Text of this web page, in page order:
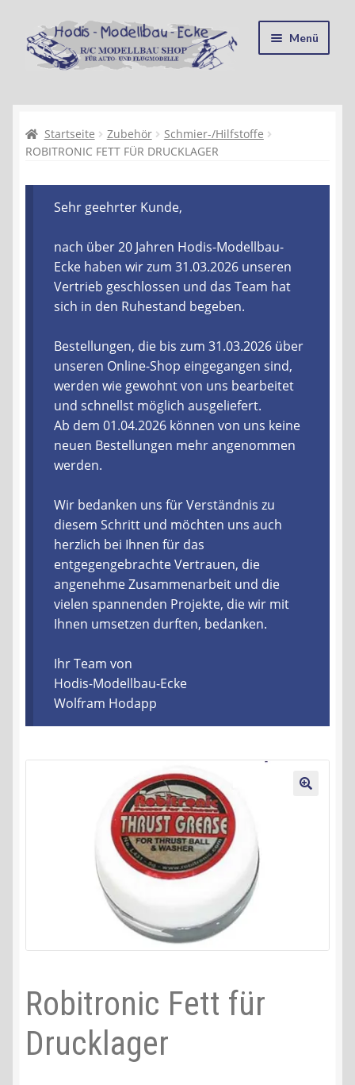
Zur
Navigation
springen
Zum
Inhalt
springen
Menü
Kasse
Recycling, Entsorgung und Umwelt
Shop
Warenkorb
Ablauf einer Bestellung
Liefer- und Versandkosten
Zahlungsarten
Lieferzeit & Verfügbarkeit
Gutschein
Batterien- und Akku Verordnung
Elektro- und Elektronikgeräte Verordnung
Vereine & Foren
Kontakt
AGB
Widerrufsbelehrung
Datenschutzerklärung
Startseite Zubehör
Schmier-/Hilfstoffe
ROBITRONIC FETT FÜR DRUCKLAGER
Sehr geehrter Kunde,
nach über 20 Jahren Hodis-Modellbau-
Ecke haben wir zum 31.03.2026 unseren
Vertrieb geschlossen und das Team hat
sich in den Ruhestand begeben.
Bestellungen, die bis zum 31.03.2026 über
unseren Online-Shop eingegangen sind,
werden wie gewohnt von uns bearbeitet
und schnellst möglich ausgeliefert.
Ab dem 01.04.2026 können von uns keine
neuen Bestellungen mehr angenommen
werden.
Wir bedanken uns für Verständnis zu
diesem Schritt und möchten uns auch
herzlich bei Ihnen für das
entgegengebrachte Vertrauen, die
angenehme Zusammenarbeit und die
vielen spannenden Projekte, die wir mit
Ihnen umsetzen durften, bedanken.
Ihr Team von
Hodis-Modellbau-Ecke
Wolfram Hodapp
Robitronic Fett für
Drucklager